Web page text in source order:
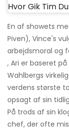
Hvor Gik Tim
En af showets
Piven), Vince's
arbejdsmoral og
, Ari er baseret
Wahlbergs
verdens største
opsagt af sin
På trods af sin
chef, der ofte